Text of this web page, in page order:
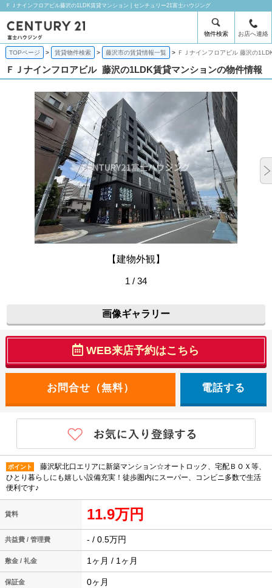
ＦＪナインフロアビル藤沢の1LDK賃貸マンション | センチュリー21富士ハウジング
物件検索 お店へ連絡
TOPページ 賃貸物件検索 藤沢市の賃貸情報一覧 ＦＪナインフロアビル 藤沢の
ＦＪナインフロアビル 藤沢の1LDK賃貸マンションの物件情報
【建物外観】
1 / 34
画像ギャラリー
WEB来店予約はこちら
電話する
ポイント
藤沢駅北口エリアに新築マンション☆オートロック、宅配ＢＯＸ等、
ひとり暮らしにも嬉しい設備充実！徒歩圏内にスーパー、コンビニ多数で生活
便利です♪
賃料 11.9万円
共益費 / 管理費 - / 0.5万円
敷金 / 礼金 1ヶ月 / 1ヶ月
保証金 0ヶ月